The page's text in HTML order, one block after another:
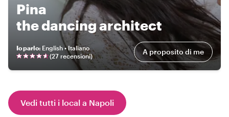
Pina
the dancing architect
Io parlo: English • Italiano
(27 recensioni) A proposito di me
Vedi tutti i local a Napoli